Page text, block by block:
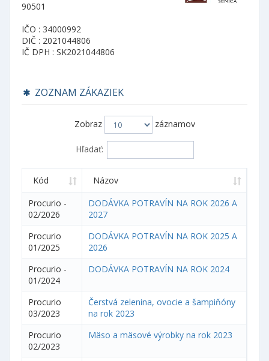
90501
IČO : 34000992
DIČ : 2021044806
IČ DPH : SK2021044806
ZOZNAM ZÁKAZIEK
Zobraz záznamov
Hľadať:
Kód
Názov
Procurio -
02/2026
DODÁVKA POTRAVÍN NA ROK 2026 A
2027
Procurio
01/2025
DODÁVKA POTRAVÍN NA ROK 2025 A
2026
Procurio -
01/2024
DODÁVKA POTRAVÍN NA ROK 2024
Procurio
03/2023
Čerstvá zelenina, ovocie a šampiňóny
na rok 2023
Procurio
02/2023
Mäso a mäsové výrobky na rok 2023